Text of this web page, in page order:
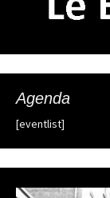
Agenda
[eventlist]